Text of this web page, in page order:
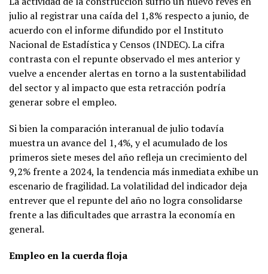
julio al registrar una caída del 1,8% respecto a junio, de
acuerdo con el informe difundido por el Instituto
Nacional de Estadística y Censos (INDEC). La cifra
contrasta con el repunte observado el mes anterior y
vuelve a encender alertas en torno a la sustentabilidad
del sector y al impacto que esta retracción podría
generar sobre el empleo.
Si bien la comparación interanual de julio todavía
muestra un avance del 1,4%, y el acumulado de los
primeros siete meses del año refleja un crecimiento del
9,2% frente a 2024, la tendencia más inmediata exhibe un
escenario de fragilidad. La volatilidad del indicador deja
entrever que el repunte del año no logra consolidarse
frente a las dificultades que arrastra la economía en
general.
Empleo en la cuerda floja